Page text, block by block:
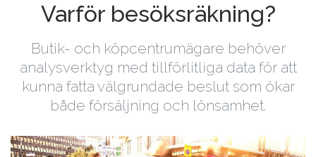
Varför besöksräkning?
Butik- och köpcentrumägare behöver
analysverktyg med tillförlitliga data för att
kunna fatta välgrundade beslut som ökar
både försäljning och lönsamhet.